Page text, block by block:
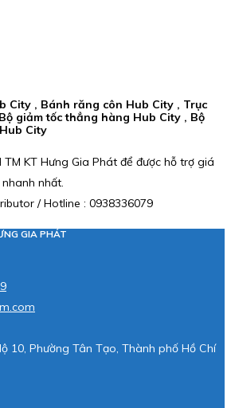
City , Bánh răng côn Hub City , Trục
giảm tốc thẳng hàng Hub City , Bộ
City
TM KT Hưng Gia Phát để được hỗ trợ giá
nhất.
/ Hotline : 0938336079
GIA PHÁT
10, Phường Tân Tạo, Thành phố Hồ Chí